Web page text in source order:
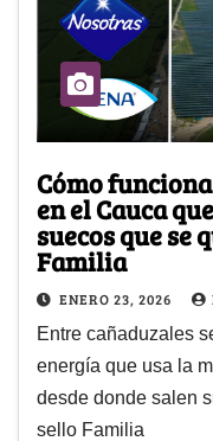
Cómo
en el Cauca
suecos que se
Familia
ENERO 23, 2026
Entre cañaduzales
energía que usa la
desde donde salen
sello Familia